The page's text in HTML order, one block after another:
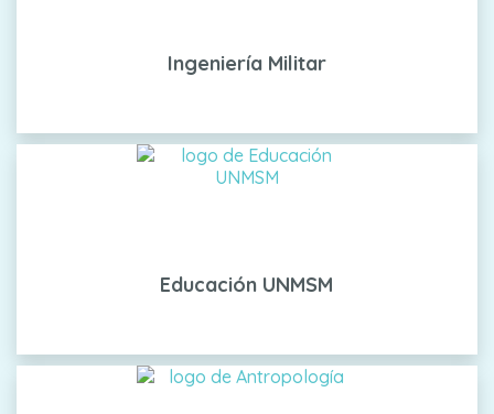
Ingeniería Militar
Educación UNMSM